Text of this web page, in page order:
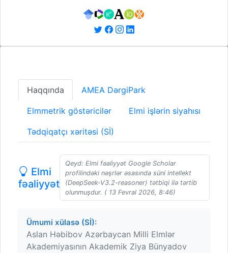
Haqqında AMEA DərgiPark
Elmmetrik göstəricilər Elmi işlərin siyahısı
Tədqiqatçı xəritəsi (Sİ)
Elmi
fəaliyyət
Qeyd: Elmi fəaliyyət Google Scholar
profilindəki nəşrlər əsasında süni intellekt
(DeepSeek-V3.2-reasoner) tətbiqi ilə tərtib
olunmuşdur. ( 13 Fevral 2026, 8:46)
Ümumi xülasə (Sİ):
Aslan Həbibov Azərbaycan Milli Elmlər
Akademiyasının Akademik Ziya Bünyadov